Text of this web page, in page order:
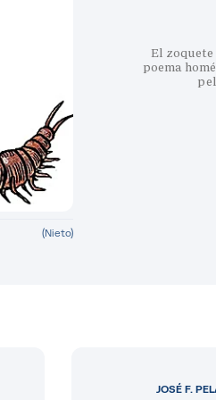
(Nieto)
El
poema
JOSÉ F.